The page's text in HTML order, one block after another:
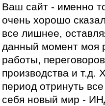
Ваш сайт - именно
очень хорошо
все лишнее,
данный момент моя
работы,
производства и т.д.
период отринуть
себя новый мир -